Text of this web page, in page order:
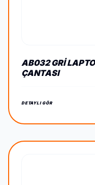
AB032 GRI
ÇANTASI
DETAYLI GÖR